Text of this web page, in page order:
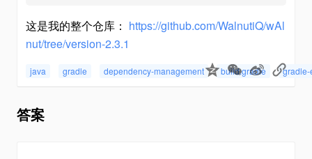
这是我的整个仓库： https://github.com/WalnutiQ/wAl
nut/tree/version-2.3.1
java gradle dependency-management build.gradle
答案